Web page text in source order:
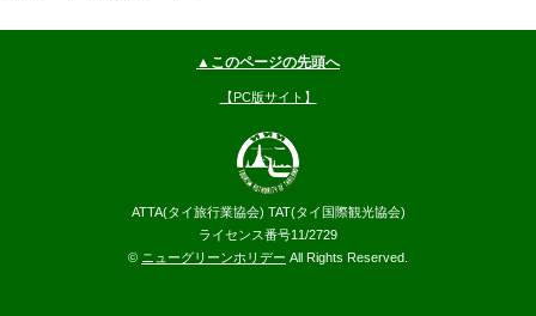
▲このページの先頭へ
【PC版サイト】
ATTA(タイ旅行業協会) TAT(タイ国際観光協会)
ライセンス番号11/2729
© ニューグリーンホリデー All Rights Reserved.